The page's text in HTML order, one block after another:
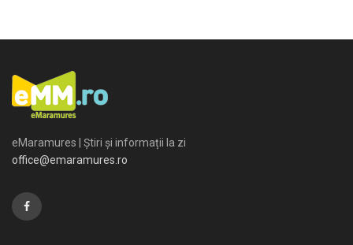
eMaramures | Știri și informații la zi
office@emaramures.ro